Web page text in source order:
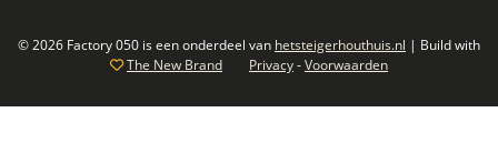
© 2026 Factory 050 is een onderdeel van hetsteigerhouthuis.nl | Build with
The New Brand
Privacy-Voorwaarden